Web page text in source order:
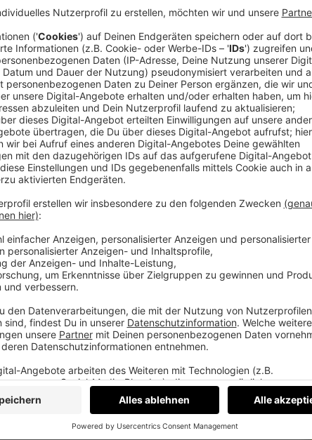
abzulehnen“
ganz der Jugendarbeit verschrieben. Im
und die Schwierigkeiten die
wir über das Zoom Handyfilmfestival
Markt.
kein Qualitätsproblem. Sie sind besser
wie sich das ändern lässt. Ein Thema,
du einen Report mit einer Zahl und fünf
ankommt. Kein Verkaufsgespräch.
Pitch. teddy.click/termin
Medium. Podcast, Video, Strategie. Studio: